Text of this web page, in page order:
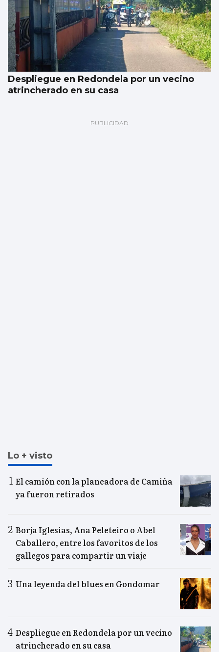
Despliegue en Redondela por un vecino
atrincherado en su casa
Lo + visto
El camión con la planeadora de Camiña
ya fueron retirados
Borja Iglesias, Ana Peleteiro o Abel
Caballero, entre los favoritos de los
gallegos para compartir un viaje
Una leyenda del blues en Gondomar
Despliegue en Redondela por un vecino
atrincherado en su casa